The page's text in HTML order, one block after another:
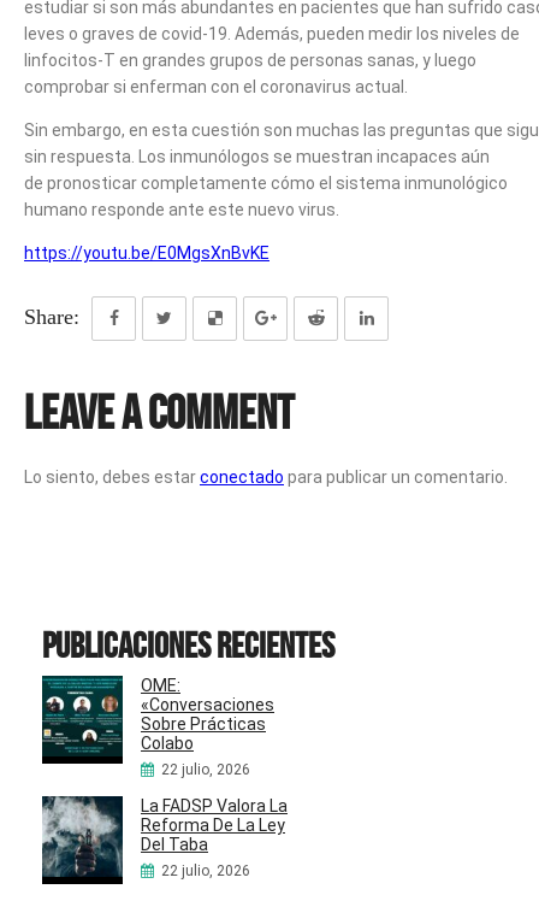
estudiar si son más abundantes en pacientes que han sufrido
leves o graves de covid-19. Además, pueden medir los niveles de
linfocitos-T en grandes grupos de personas sanas, y luego
comprobar si enferman con el coronavirus actual.
Sin embargo, en esta cuestión son muchas las preguntas que
sin respuesta. Los inmunólogos se muestran incapaces aún
de pronosticar completamente cómo el sistema inmunológico
humano responde ante este nuevo virus.
https://youtu.be/E0MgsXnBvKE
Share:
Leave a Comment
Lo siento, debes estarconectado para publicar un comentario.
Publicaciones recientes
OME:
«Conversaciones
Sobre Prácticas
Colabo
22 julio, 2026
La FADSP Valora La
Reforma De La Ley
Del Taba
22 julio, 2026